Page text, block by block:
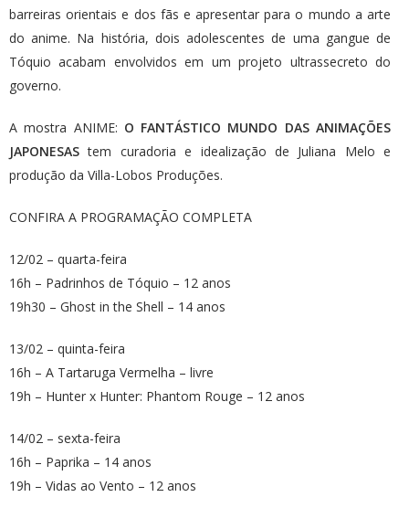
barreiras orientais e dos fãs e apresentar para o mundo a arte
do anime. Na história, dois adolescentes de uma gangue de
Tóquio acabam envolvidos em um projeto ultrassecreto do
governo.
A mostra ANIME: O FANTÁSTICO MUNDO DAS ANIMAÇÕES
JAPONESAS tem curadoria e idealização de Juliana Melo e
produção da Villa-Lobos Produções.
CONFIRA A PROGRAMAÇÃO COMPLETA
12/02 – quarta-feira
16h – Padrinhos de Tóquio – 12 anos
19h30 – Ghost in the Shell – 14 anos
13/02 – quinta-feira
16h – A Tartaruga Vermelha – livre
19h – Hunter x Hunter: Phantom Rouge – 12 anos
14/02 – sexta-feira
16h – Paprika – 14 anos
19h – Vidas ao Vento – 12 anos